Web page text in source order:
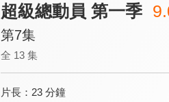
超級總動員 第一季
第7集
全 13 集
片長： 23 分鐘